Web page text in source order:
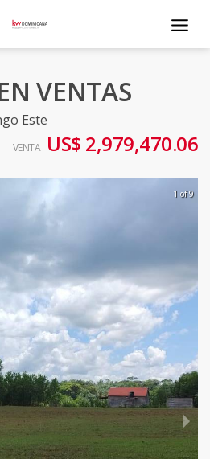
VENTAS
Este
VENTA US$ 2,979,470.06
1 of 9